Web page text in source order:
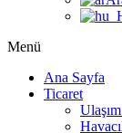
Menü
Ana Sayfa
Ticaret